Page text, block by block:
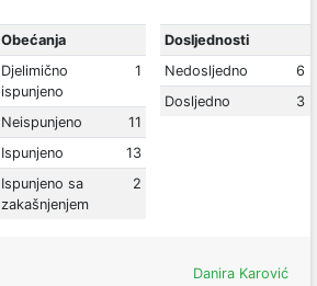
Obećanja
Djelimično
ispunjeno
1
Neispunjeno
11
Ispunjeno
13
Ispunjeno sa
zakašnjenjem
2
Dosljednosti
Nedosljedno
6
Dosljedno
3
Danira Karović